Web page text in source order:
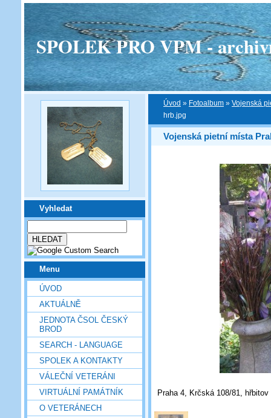
SPOLEK PRO VPM -
Vyhledat
Menu
ÚVOD
AKTUÁLNĚ
JEDNOTA ČSOL ČESKÝ
BROD
SEARCH - LANGUAGE
SPOLEK A KONTAKTY
VÁLEČNÍ VETERÁNI
VIRTUÁLNÍ PAMÁTNÍK
O VETERÁNECH
Úvod » Fotoalbum » Vojenská
hrb.jpg
Vojenská pietní místa
Praha 4, Krčská 108/81,